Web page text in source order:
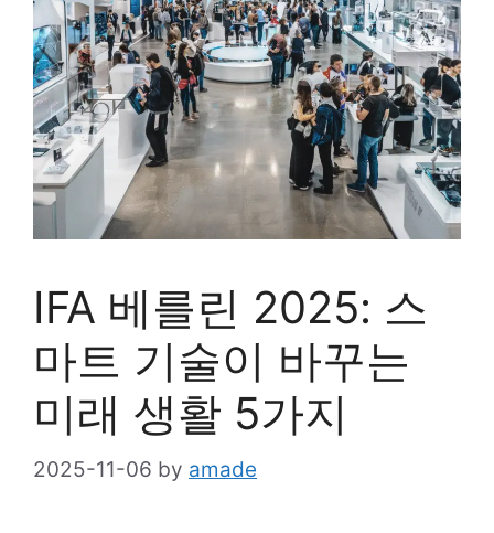
IFA 베를린 2025: 스
마트 기술이 바꾸는
미래 생활 5가지
2025-11-06 by amade